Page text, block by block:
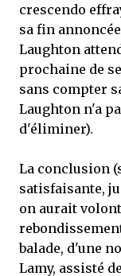
crescendo
sa fin
Laughton
prochaine de
sans compter
Laughton n'a
d'éliminer).
La conclusion
satisfaisante,
on aurait
balade, d'une
Lamy, assisté